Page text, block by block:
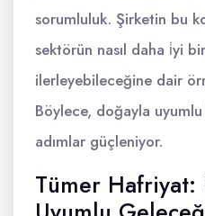
sorumluluk. Şirketin bu
sektörün nasıl daha i̇yi
ilerleyebileceğine dair
Böylece, doğayla
adımlar güçleniyor.
Tümer Hafriyat: